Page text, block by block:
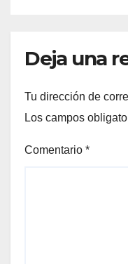
Deja una
Tu dirección de
Los campos
Comentario *